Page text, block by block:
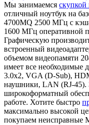
Мы занимаемся скупкой
отличный ноутбук на
4700MQ 2500 МГц с
1600 МГц оперативной
Графическую
встроенный
объемом видеопамяти
имеет все необходимые
3.0x2, VGA (D-Sub),
наушники, LAN (RJ-45).
широкоформатный
работе. Хотите быстро
максимально высокой
покупаем неисправные